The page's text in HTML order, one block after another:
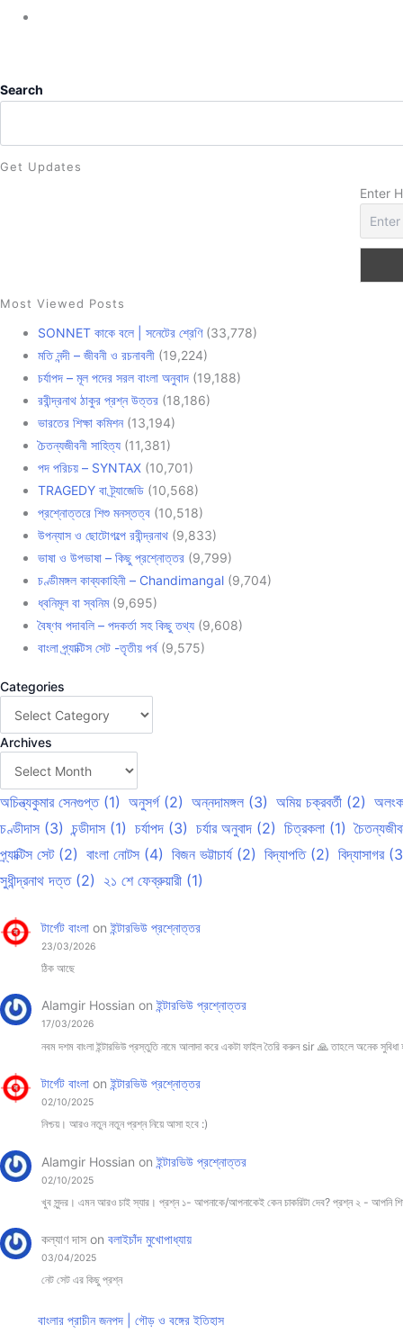
next
page
Search
Get Updates
Enter
Most Viewed Posts
SONNET কাকে বলে | সনেটের শ্রেণি (33,778)
মতি নন্দী – জীবনী ও রচনাবলী (19,224)
চর্যাপদ – মূল পদের সরল বাংলা অনুবাদ (19,188)
রবীন্দ্রনাথ ঠাকুর প্রশ্ন উত্তর (18,186)
ভারতের শিক্ষা কমিশন (13,194)
চৈতন্যজীবনী সাহিত্য (11,381)
পদ পরিচয় – SYNTAX (10,701)
TRAGEDY বা ট্র্যাজেডি (10,568)
প্রশ্নোত্তরে শিশু মনস্তত্ব (10,518)
উপন্যাস ও ছোটোগল্পে রবীন্দ্রনাথ (9,833)
ভাষা ও উপভাষা – কিছু প্রশ্নোত্তর (9,799)
চণ্ডীমঙ্গল কাব্যকাহিনী – Chandimangal (9,704)
ধ্বনিমূল বা স্বনিম (9,695)
বৈষ্ণব পদাবলি – পদকর্তা সহ কিছু তথ্য (9,608)
বাংলা প্র্যাক্টিস সেট -তৃতীয় পর্ব (9,575)
Categories
Archives
অচিন্ত্যকুমার সেনগুপ্ত (1) অনুসর্গ (2) অন্নদামঙ্গল (3) অমিয় চক্রবর্তী (2)
চণ্ডীদাস (3) চন্ডীদাস (1) চর্যাপদ (3) চর্যার অনুবাদ (2) চিত্রকলা (1)
প্র্যাক্টিস সেট (2) বাংলা নোটস (4) বিজন ভট্টাচার্য (2) বিদ্যাপতি (2) বিদ্যাসাগর
সুধীন্দ্রনাথ দত্ত (2) ২১ শে ফেব্রুয়ারী (1)
টার্গেট বাংলাon ইন্টারভিউ প্রশ্নোত্তর
23/03/2026
ঠিক আছে
Alamgir Hossian on ইন্টারভিউ প্রশ্নোত্তর
17/03/2026
নবম দশম বাংলা ইন্টারভিউ প্রস্তুতি নামে আলাদা করে একটা ফাইল তৈরি করুন sir 🙏 তাহলে অনেক সুবিধা
টার্গেট বাংলাon ইন্টারভিউ প্রশ্নোত্তর
02/10/2025
নিশ্চয়। আরও নতুন নতুন প্রশ্ন নিয়ে আসা হবে :)
Alamgir Hossian on ইন্টারভিউ প্রশ্নোত্তর
02/10/2025
খুব সুন্দর। এমন আরও চাই স্যার। প্রশ্ন ১- আপনাকে/আপনাকেই কেন চাকরিটা দেব? প্রশ্ন ২ - আপনি
কল্যাণ দাসon বলাইচাঁদ মুখোপাধ্যায়
03/04/2025
নেট সেট এর কিছু প্রশ্ন
বাংলার প্রাচীন জনপদ | গৌড় ও বঙ্গের ইতিহাস